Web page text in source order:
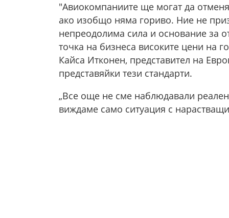
"Авиокомпаниите ще могат да
ако изобщо няма гориво. Ние не
непреодолима сила и основание за
точка на бизнеса високите цени на
Кайса Итконен, представител на
представяйки тези стандарти.
„Все още не сме наблюдавали
виждаме само ситуация с